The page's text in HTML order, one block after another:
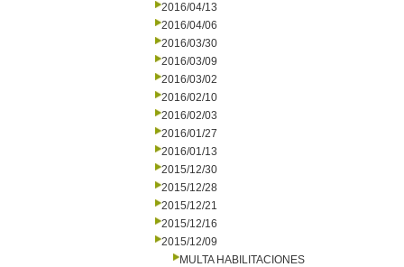
2016/04/13
2016/04/06
2016/03/30
2016/03/09
2016/03/02
2016/02/10
2016/02/03
2016/01/27
2016/01/13
2015/12/30
2015/12/28
2015/12/21
2015/12/16
2015/12/09
MULTA HABILITACIONES